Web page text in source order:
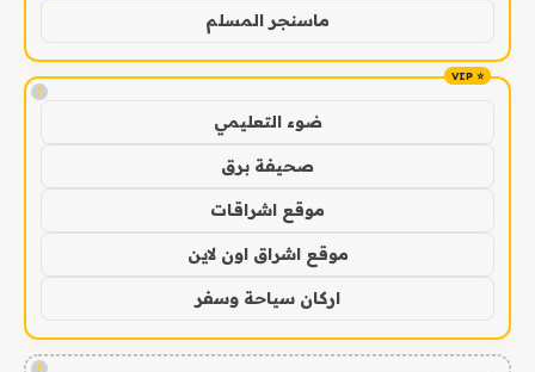
ماسنجر المسلم
!
ضوء التعليمي
صحيفة برق
موقع اشراقات
موقع اشراق اون لاين
اركان سياحة وسفر
!